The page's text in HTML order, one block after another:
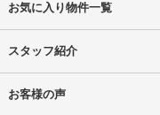
お気に入り物件一覧
スタッフ紹介
お客様の声